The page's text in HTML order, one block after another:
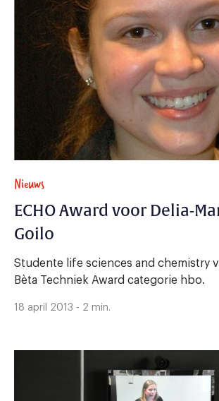
Nieuws
ECHO Award voor Delia-
Goilo
Studente life sciences and chemistry
Bèta Techniek Award categorie hbo.
18 april 2013 - 2 min.